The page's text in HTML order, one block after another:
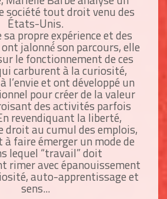
société tout droit venu des
États-Unis.
propre expérience et des
jalonné́ son parcours, elle
le fonctionnement de ces
carburent à la curiosité,
l’envie et ont développé un
pour créer de la valeur
des activités parfois
revendiquant la liberté,
droit au cumul des emplois,
faire émerger un mode de
lequel “travail” doit
rimer avec épanouissement
auto-apprentissage et
sens...